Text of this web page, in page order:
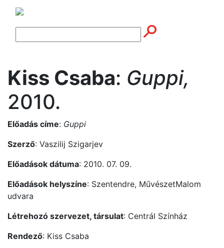
Kiss Csaba: Guppi,
2010.
Előadás címe: Guppi
Szerző: Vaszilij Szigarjev
Előadások dátuma: 2010. 07. 09.
Előadások helyszíne: Szentendre, MűvészetMalom
udvara
Létrehozó szervezet, társulat: Centrál Színház
Rendező: Kiss Csaba